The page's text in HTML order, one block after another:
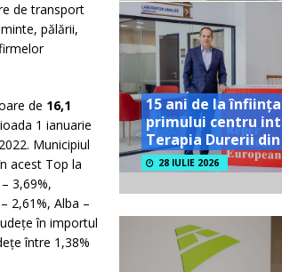
de transport
pălării,
de 16,1
1 ianuarie
Municipiul
acest Top la
3,69%,
2,61%, Alba –
în importul
între 1,38%
15 ani de la
primului centru
Terapia Durerii
28 IULIE 2026